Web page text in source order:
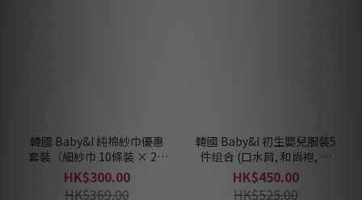
韓國 Baby&I 純棉紗巾優惠
套裝（細紗巾 10條裝 × 2 +
大紗巾 5條裝 × 1）
HK$300.00
HK$369.00
韓國 Baby&I 初生嬰兒服裝5
件组合 (口水肩, 和尚袍, 夾
衣, 包被, 手套)
HK$450.00
HK$525.00